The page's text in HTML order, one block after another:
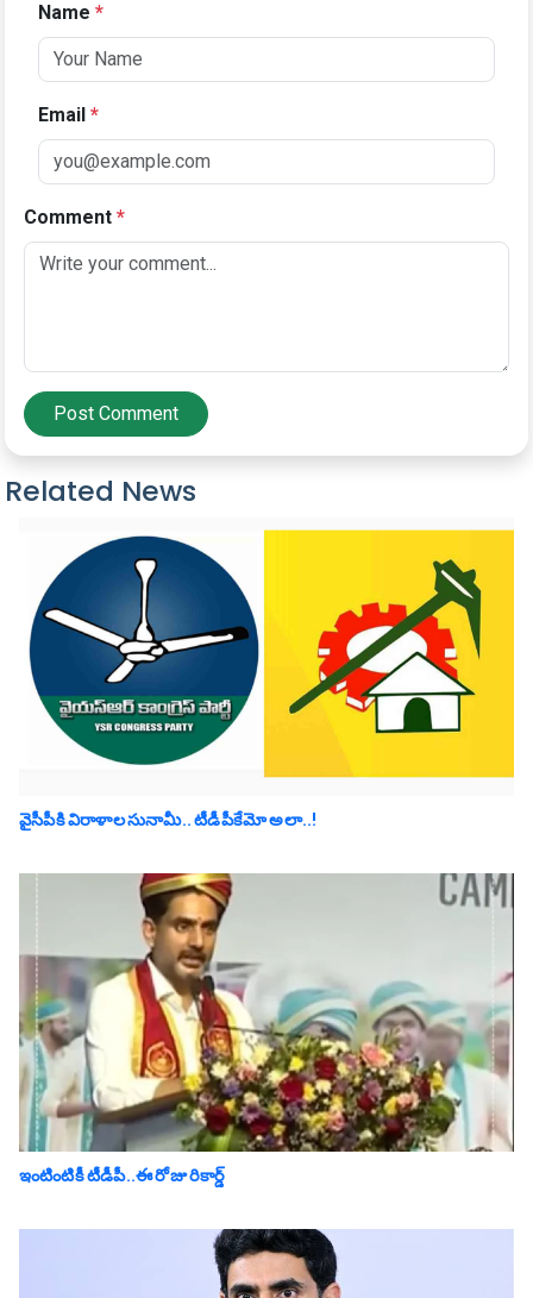
Name *
Email *
Comment *
Post Comment
Related News
వైసీపీకి విరాళాల సునామీ.. టీడీపీకేమో అలా..!
ఇంటింటికీ టీడీపీ..ఈ రోజు రికార్డ్